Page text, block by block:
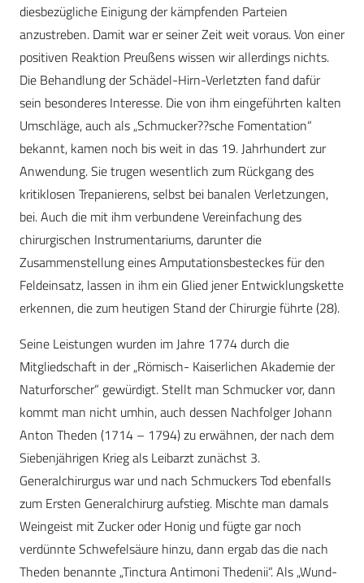
diesbezügliche Einigung der kämpfenden Parteien
anzustreben. Damit war er seiner Zeit weit voraus. Von einer
positiven Reaktion Preußens wissen wir allerdings nichts.
Die Behandlung der Schädel-Hirn-Verletzten fand dafür
sein besonderes Interesse. Die von ihm eingeführten kalten
Umschläge, auch als „Schmucker??sche Fomentation“
bekannt, kamen noch bis weit in das 19. Jahrhundert zur
Anwendung. Sie trugen wesentlich zum Rückgang des
kritiklosen Trepanierens, selbst bei banalen Verletzungen,
bei. Auch die mit ihm verbundene Vereinfachung des
chirurgischen Instrumentariums, darunter die
Zusammenstellung eines Amputationsbesteckes für den
Feldeinsatz, lassen in ihm ein Glied jener Entwicklungskette
erkennen, die zum heutigen Stand der Chirurgie führte (28).
Seine Leistungen wurden im Jahre 1774 durch die
Mitgliedschaft in der „Römisch- Kaiserlichen Akademie der
Naturforscher“ gewürdigt. Stellt man Schmucker vor, dann
kommt man nicht umhin, auch dessen Nachfolger Johann
Anton Theden (1714 – 1794) zu erwähnen, der nach dem
Siebenjährigen Krieg als Leibarzt zunächst 3.
Generalchirurgus war und nach Schmuckers Tod ebenfalls
zum Ersten Generalchirurg aufstieg. Mischte man damals
Weingeist mit Zucker oder Honig und fügte gar noch
verdünnte Schwefelsäure hinzu, dann ergab das die nach
Theden benannte „Tinctura Antimoni Thedenii“. Als „Wund-